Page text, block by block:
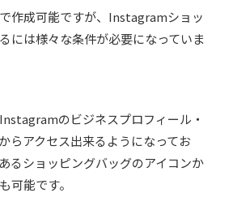
で作成可能ですが、Instagramショッ
には様々な条件が必要になっていま
のビジネスプロフィール・
らアクセス出来るようになってお
るショッピングバッグのアイコンか
可能です。